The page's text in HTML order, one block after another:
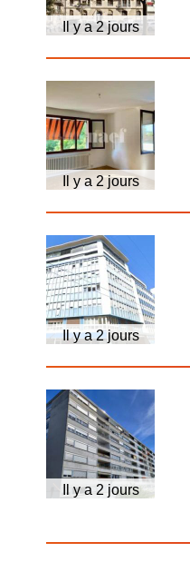
Il y a 2 jours
Il y a 2 jours
Il y a 2 jours
Il y a 2 jours